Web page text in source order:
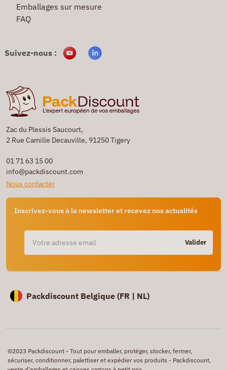
Zac du Plessis Saucourt,
2 Rue Camille Decauville, 91250 Tigery
01 71 63 15 00
info@packdiscount.com
Nous contacter
Inscrivez-vous à la newsletter et recevez nos actualités
Valider
Emballages sur mesure
FAQ
Suivez-nous :
Packdiscount Belgique (FR | NL)
©2023 Packdiscount - Tout pour emballer, protéger, stocker, fermer,
sécuriser, conditionner, palettiser et expédier vos produits - Packdiscount,